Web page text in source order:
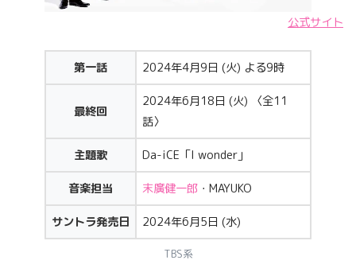
公式サイト
第一話 2024年4月9日 (火) よる9時
最終回
2024年6月18日 (火) 〈全11
話〉
主題歌 Da-iCE「I wonder」
音楽担当 末廣健一郎 ・MAYUKO
サントラ発売日 2024年6月5日 (水)
TBS系